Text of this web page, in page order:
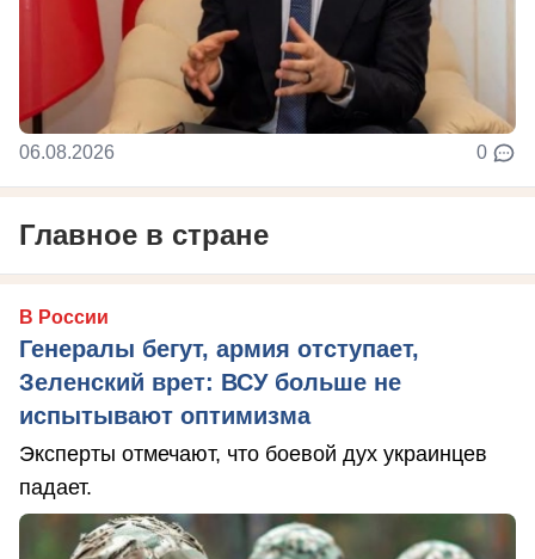
06.08.2026 0
Главное в стране
В России
Генералы бегут, армия отступает,
Зеленский врет: ВСУ больше не
испытывают оптимизма
Эксперты отмечают, что боевой дух украинцев
падает.